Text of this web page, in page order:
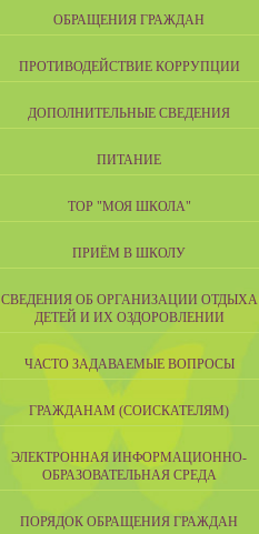
ОБРАЩЕНИЯ ГРАЖДАН
ПРОТИВОДЕЙСТВИЕ КОРРУПЦИИ
ДОПОЛНИТЕЛЬНЫЕ СВЕДЕНИЯ
ПИТАНИЕ
ТОР "МОЯ ШКОЛА"
ПРИЁМ В ШКОЛУ
СВЕДЕНИЯ ОБ ОРГАНИЗАЦИИ ОТДЫХА
ДЕТЕЙ И ИХ ОЗДОРОВЛЕНИИ
ЧАСТО ЗАДАВАЕМЫЕ ВОПРОСЫ
ГРАЖДАНАМ (СОИСКАТЕЛЯМ)
ЭЛЕКТРОННАЯ ИНФОРМАЦИОННО-
ОБРАЗОВАТЕЛЬНАЯ СРЕДА
ПОРЯДОК ОБРАЩЕНИЯ ГРАЖДАН